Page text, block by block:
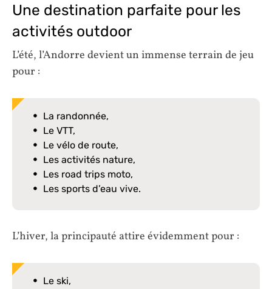
Une destination parfaite pour les
activités outdoor
L’été, l’Andorre devient un immense terrain de jeu
pour :
La randonnée,
Le VTT,
Le vélo de route,
Les activités nature,
Les road trips moto,
Les sports d’eau vive.
L’hiver, la principauté attire évidemment pour :
Le ski,